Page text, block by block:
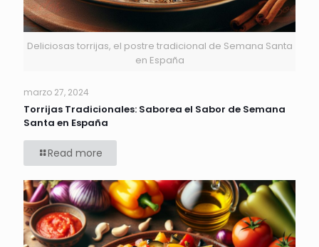
Deliciosas torrijas, el postre tradicional de Semana Santa
en España
marzo 27, 2024
Torrijas Tradicionales: Saborea el Sabor de Semana
Santa en España
Read more